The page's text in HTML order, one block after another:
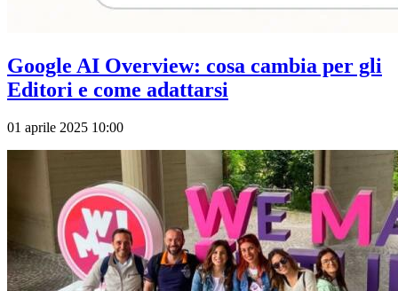
Google AI Overview: cosa cambia per gli
Editori e come adattarsi
01 aprile 2025 10:00